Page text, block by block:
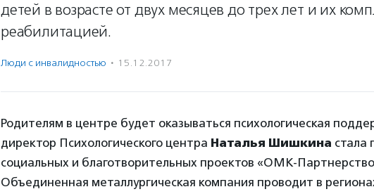
детей в возрасте от двух месяцев до трех лет и их
реабилитацией.
Люди с инвалидностью · 15.12.2017
Родителям в центре будет оказываться психологическая
директор Психологического центра Наталья Шишкина стала
социальных и благотворительных проектов «ОМК-
Объединенная металлургическая компания проводит в